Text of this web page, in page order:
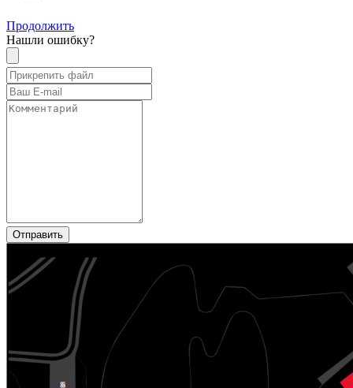
Продолжить
Нашли ошибку?